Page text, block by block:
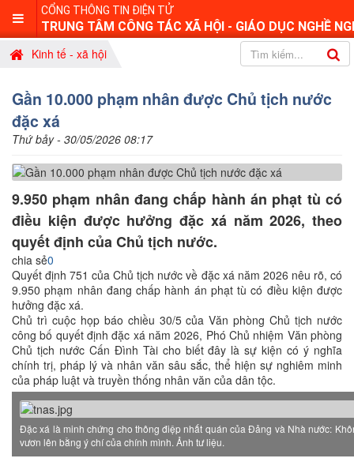
CỔNG THÔNG TIN ĐIỆN TỬ
TRUNG TÂM CÔNG TÁC XÃ HỘI - GIÁO DỤC NGHỀ
Kinh tế - xã hội
Gần 10.000 phạm nhân được Chủ tịch nước
đặc xá
Thứ bảy - 30/05/2026 08:17
9.950 phạm nhân đang chấp hành án phạt tù có
điều kiện được hưởng đặc xá năm 2026, theo
quyết định của Chủ tịch nước.
chia sẻ0
Quyết định 751 của Chủ tịch nước về đặc xá năm 2026 nêu rõ, có
9.950 phạm nhân đang chấp hành án phạt tù có điều kiện được
hưởng đặc xá.
Chủ trì cuộc họp báo chiều 30/5 của Văn phòng Chủ tịch nước
công bố quyết định đặc xá năm 2026, Phó Chủ nhiệm Văn phòng
Chủ tịch nước Cấn Đình Tài cho biết đây là sự kiện có ý nghĩa
chính trị, pháp lý và nhân văn sâu sắc, thể hiện sự nghiêm minh
của pháp luật và truyền thống nhân văn của dân tộc.
Đặc xá là minh chứng cho thông điệp nhất quán của Đảng và Nhà nước:
vươn lên bằng ý chí của chính mình. Ảnh tư liệu.